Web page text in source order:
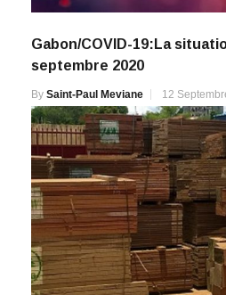
Gabon/COVID-19:La
septembre 2020
By Saint-Paul Meviane 12